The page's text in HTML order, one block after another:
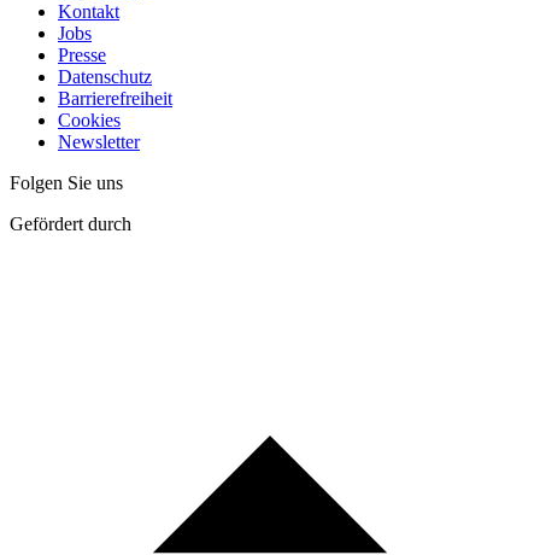
Kontakt
Jobs
Presse
Datenschutz
Barrierefreiheit
Cookies
Newsletter
Folgen Sie uns
Gefördert durch